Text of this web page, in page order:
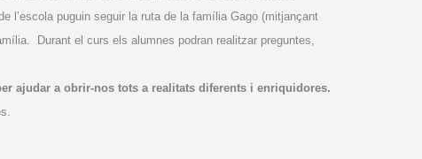
l’escola puguin seguir la ruta de la família Gago (mitjançant
Durant el curs els alumnes podran realitzar preguntes,
ajudar a obrir-nos tots a realitats diferents i enriquidores.